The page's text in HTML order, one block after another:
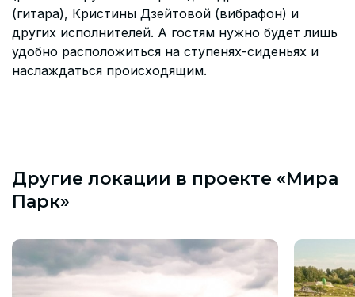
(гитара), Кристины Дзейтовой (вибрафон) и
других исполнителей. А гостям нужно будет лишь
удобно расположиться на ступенях-сиденьях и
наслаждаться происходящим.
Другие локации в проекте «Мира
Парк»